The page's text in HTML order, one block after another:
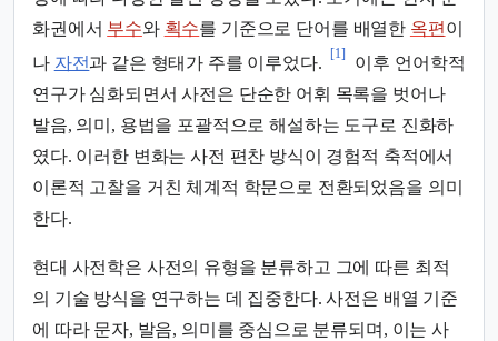
화권에서 부수와 획수를 기준으로 단어를 배열한 옥편 이
나 자전과 같은 형태가 주를 이루었다.
[1]
이후 언어학적
연구가 심화되면서 사전은 단순한 어휘 목록을 벗어나
발음, 의미, 용법을 포괄적으로 해설하는 도구로 진화하
였다. 이러한 변화는 사전 편찬 방식이 경험적 축적에서
이론적 고찰을 거친 체계적 학문으로 전환되었음을 의미
한다.
현대 사전학은 사전의 유형을 분류하고 그에 따른 최적
의 기술 방식을 연구하는 데 집중한다. 사전은 배열 기준
에 따라 문자, 발음, 의미를 중심으로 분류되며, 이는 사